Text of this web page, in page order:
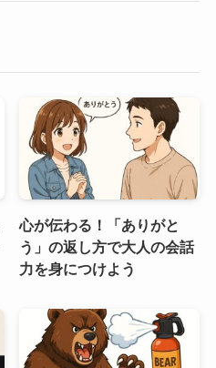
心が伝わる！「ありがと
う」の返し方で大人の会話
力を身につけよう